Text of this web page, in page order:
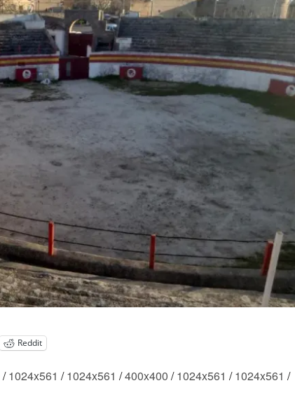
Reddit
/1024x561 /1024x561 /400x400 /1024x561 /1024x561 /